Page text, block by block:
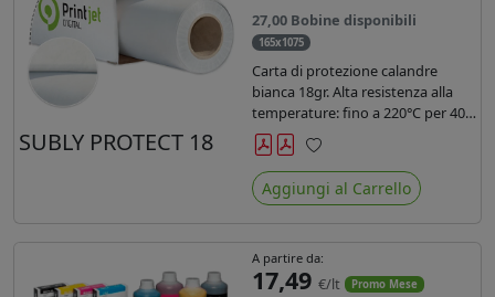
SUBLY PROTECT 18
27,00 Bobine disponibili
165x1075
Carta di protezione calandre
bianca 18gr. Alta resistenza alla
temperature: fino a 220°C per 40
secondi. Lunghezza 1075 mtl,
peso kg 35, diam. 20cm.
Preferiti
Aggiungi al Carrello
A partire da:
17,49 €/lt Promo Mese